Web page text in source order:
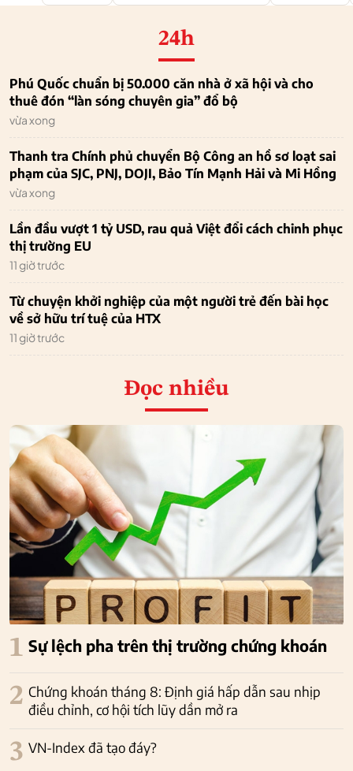
24h
Phú Quốc chuẩn bị 50.000 căn nhà ở xã hội và cho
thuê đón “làn sóng chuyên gia” đổ bộ
vừa xong
Thanh tra Chính phủ chuyển Bộ Công an hồ sơ loạt sai
phạm của SJC, PNJ, DOJI, Bảo Tín Mạnh Hải và Mi Hồng
vừa xong
Lần đầu vượt 1 tỷ USD, rau quả Việt đổi cách chinh phục
thị trường EU
11 giờ trước
Từ chuyện khởi nghiệp của một người trẻ đến bài học
về sở hữu trí tuệ của HTX
11 giờ trước
Đọc nhiều
1 Sự lệch pha trên thị trường chứng khoán
2 Chứng khoán tháng 8: Định giá hấp dẫn sau nhịp
điều chỉnh, cơ hội tích lũy dần mở ra
3 VN-Index đã tạo đáy?